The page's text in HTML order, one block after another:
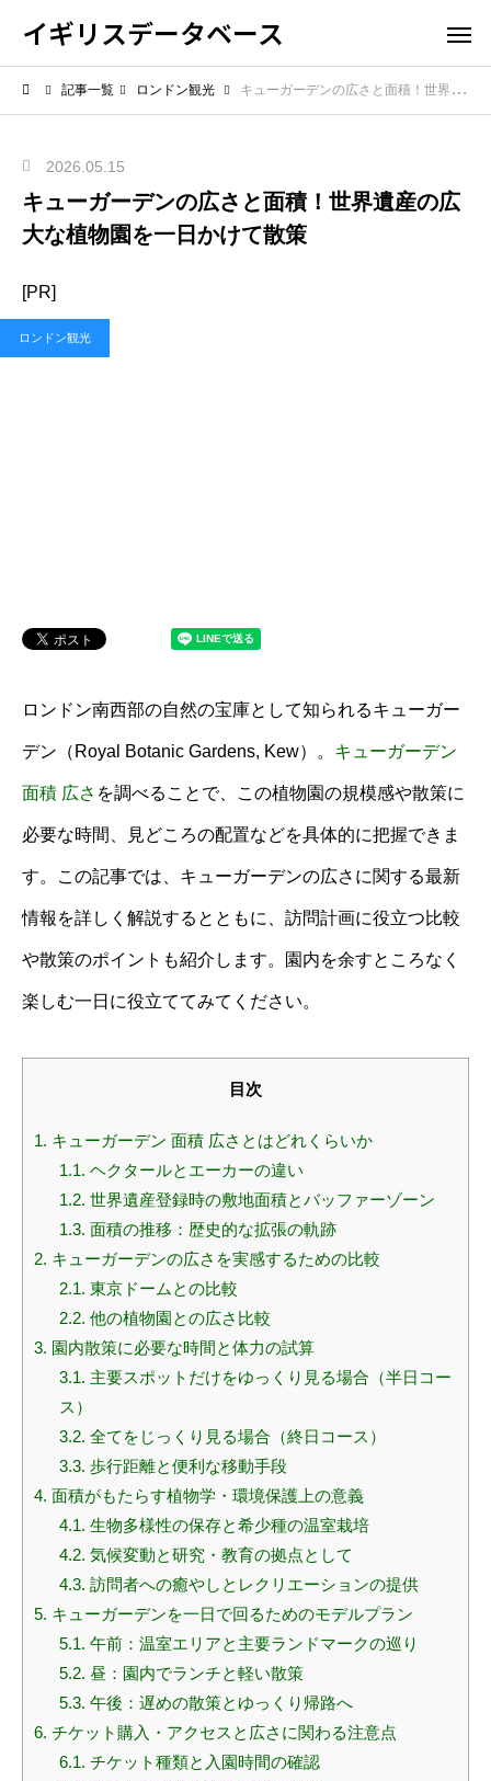
イギリスデータベース
記事一覧 ロンドン観光 キューガーデンの広さと面積！世界遺産の広大な植物園を一日かけて散策
2026.05.15
キューガーデンの広さと面積！世界遺産の広
大な植物園を一日かけて散策
[PR]
ロンドン観光
ロンドン南西部の自然の宝庫として知られるキューガー
デン（Royal Botanic Gardens, Kew）。 キューガーデン
面積 広さ を調べることで、この植物園の規模感や散策に
必要な時間、見どころの配置などを具体的に把握できま
す。この記事では、キューガーデンの広さに関する最新
情報を詳しく解説するとともに、訪問計画に役立つ比較
や散策のポイントも紹介します。園内を余すところなく
楽しむ一日に役立ててみてください。
目次
1. キューガーデン 面積 広さとはどれくらいか
1.1. ヘクタールとエーカーの違い
1.2. 世界遺産登録時の敷地面積とバッファーゾーン
1.3. 面積の推移：歴史的な拡張の軌跡
2. キューガーデンの広さを実感するための比較
2.1. 東京ドームとの比較
2.2. 他の植物園との広さ比較
3. 園内散策に必要な時間と体力の試算
3.1. 主要スポットだけをゆっくり見る場合（半日コー
ス）
3.2. 全てをじっくり見る場合（終日コース）
3.3. 歩行距離と便利な移動手段
4. 面積がもたらす植物学・環境保護上の意義
4.1. 生物多様性の保存と希少種の温室栽培
4.2. 気候変動と研究・教育の拠点として
4.3. 訪問者への癒やしとレクリエーションの提供
5. キューガーデンを一日で回るためのモデルプラン
5.1. 午前：温室エリアと主要ランドマークの巡り
5.2. 昼：園内でランチと軽い散策
5.3. 午後：遅めの散策とゆっくり帰路へ
6. チケット購入・アクセスと広さに関わる注意点
6.1. チケット種類と入園時間の確認